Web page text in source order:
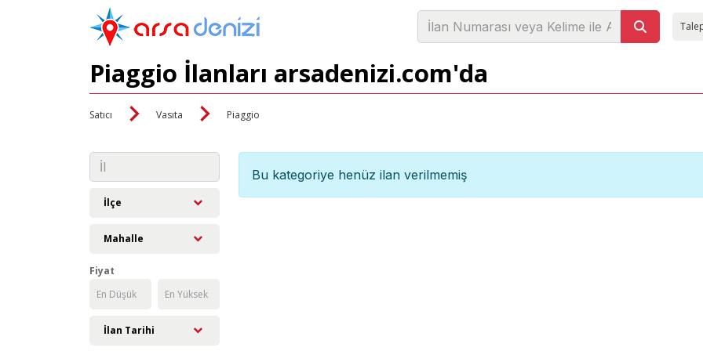
Piaggio İlanları arsadenizi.com'da
Satıcı Vasıta Piaggio
İlçe
Mahalle
Fiyat
İlan Tarihi
Bu kategoriye henüz ilan verilmemiş